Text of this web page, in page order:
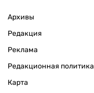
Архивы
Редакция
Реклама
Редакционная политика
Карта